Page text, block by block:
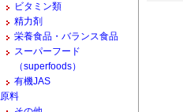
ビタミン類
精力剤
栄養食品・バランス食品
スーパーフード
（superfoods）
有機JAS
原料